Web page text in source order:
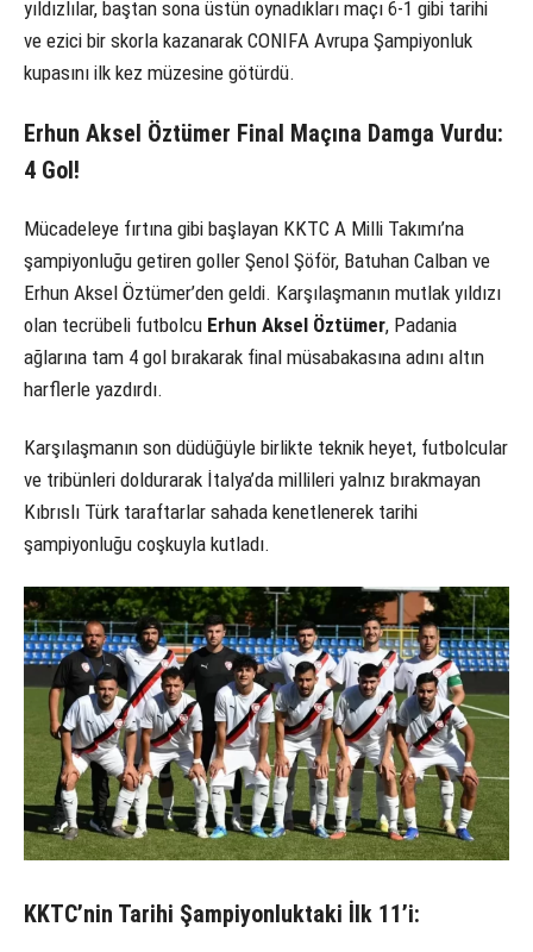
yıldızlılar, baştan sona üstün oynadıkları maçı 6-1 gibi tarihi
ve ezici bir skorla kazanarak CONIFA Avrupa Şampiyonluk
kupasını ilk kez müzesine götürdü.
Erhun Aksel Öztümer Final Maçına Damga Vurdu:
4 Gol!
Mücadeleye fırtına gibi başlayan KKTC A Milli Takımı’na
şampiyonluğu getiren goller Şenol Şöför, Batuhan Calban ve
Erhun Aksel Öztümer’den geldi. Karşılaşmanın mutlak yıldızı
olan tecrübeli futbolcu Erhun Aksel Öztümer, Padania
ağlarına tam 4 gol bırakarak final müsabakasına adını altın
harflerle yazdırdı.
Karşılaşmanın son düdüğüyle birlikte teknik heyet, futbolcular
ve tribünleri doldurarak İtalya’da millileri yalnız bırakmayan
Kıbrıslı Türk taraftarlar sahada kenetlenerek tarihi
şampiyonluğu coşkuyla kutladı.
KKTC’nin Tarihi Şampiyonluktaki İlk 11’i: